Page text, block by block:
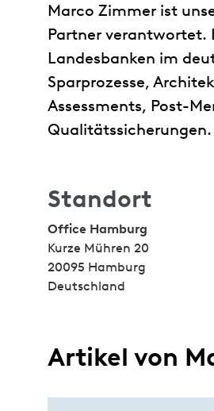
Marco Zimmer ist
Partner verantwortet.
Landesbanken im
Sparprozesse,
Assessments, Post-
Qualitätssicherungen.
Standort
Office Hamburg
Kurze Mühren 20
20095 Hamburg
Deutschland
Artikel von